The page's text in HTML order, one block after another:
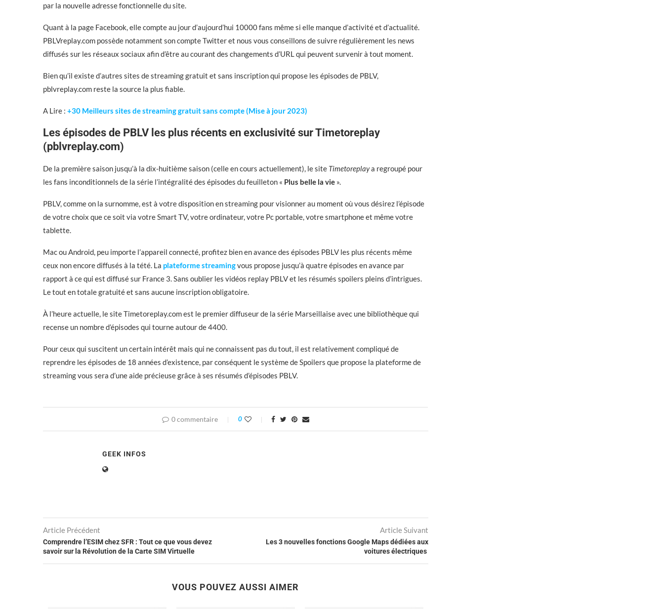
par la nouvelle adresse fonctionnelle du site.
Quant à la page Facebook, elle compte au jour d’aujourd’hui 10000 fans même si elle manque d’activité et d’actualité.
PBLVreplay.com possède notamment son compte Twitter et nous vous conseillons de suivre régulièrement les news
diffusés sur les réseaux sociaux afin d’être au courant des changements d’URL qui peuvent survenir à tout moment.
Bien qu’il existe d’autres sites de streaming gratuit et sans inscription qui propose les épisodes de PBLV,
pblvreplay.com reste la source la plus fiable.
A Lire : +30 Meilleurs sites de streaming gratuit sans compte (Mise à jour 2023)
Les épisodes de PBLV les plus récents en exclusivité sur Timetoreplay
(pblvreplay.com)
De la première saison jusqu’à la dix-huitième saison (celle en cours actuellement), le site Timetoreplaya regroupé pour
les fans inconditionnels de la série l’intégralité des épisodes du feuilleton « Plus belle la vie ».
PBLV, comme on la surnomme, est à votre disposition en streaming pour visionner au moment où vous désirez l’épisode
de votre choix que ce soit via votre Smart TV, votre ordinateur, votre Pc portable, votre smartphone et même votre
tablette.
Mac ou Android, peu importe l’appareil connecté, profitez bien en avance des épisodes PBLV les plus récents même
ceux non encore diffusés à la tété. La plateforme streamingvous propose jusqu’à quatre épisodes en avance par
rapport à ce qui est diffusé sur France 3. Sans oublier les vidéos replay PBLV et les résumés spoilers pleins d’intrigues.
Le tout en totale gratuité et sans aucune inscription obligatoire.
À l’heure actuelle, le site Timetoreplay.com est le premier diffuseur de la série Marseillaise avec une bibliothèque qui
recense un nombre d’épisodes qui tourne autour de 4400.
Pour ceux qui suscitent un certain intérêt mais qui ne connaissent pas du tout, il est relativement compliqué de
reprendre les épisodes de 18 années d’existence, par conséquent le système de Spoilers que propose la plateforme de
streaming vous sera d’une aide précieuse grâce à ses résumés d’épisodes PBLV.
0 commentaire 0
GEEK INFOS
Article Précédent
Comprendre l’ESIM chez SFR : Tout ce que vous devez
savoir sur la Révolution de la Carte SIM Virtuelle
Article Suivant
Les 3 nouvelles fonctions Google Maps dédiées aux
voitures électriques
VOUS POUVEZ AUSSI AIMER